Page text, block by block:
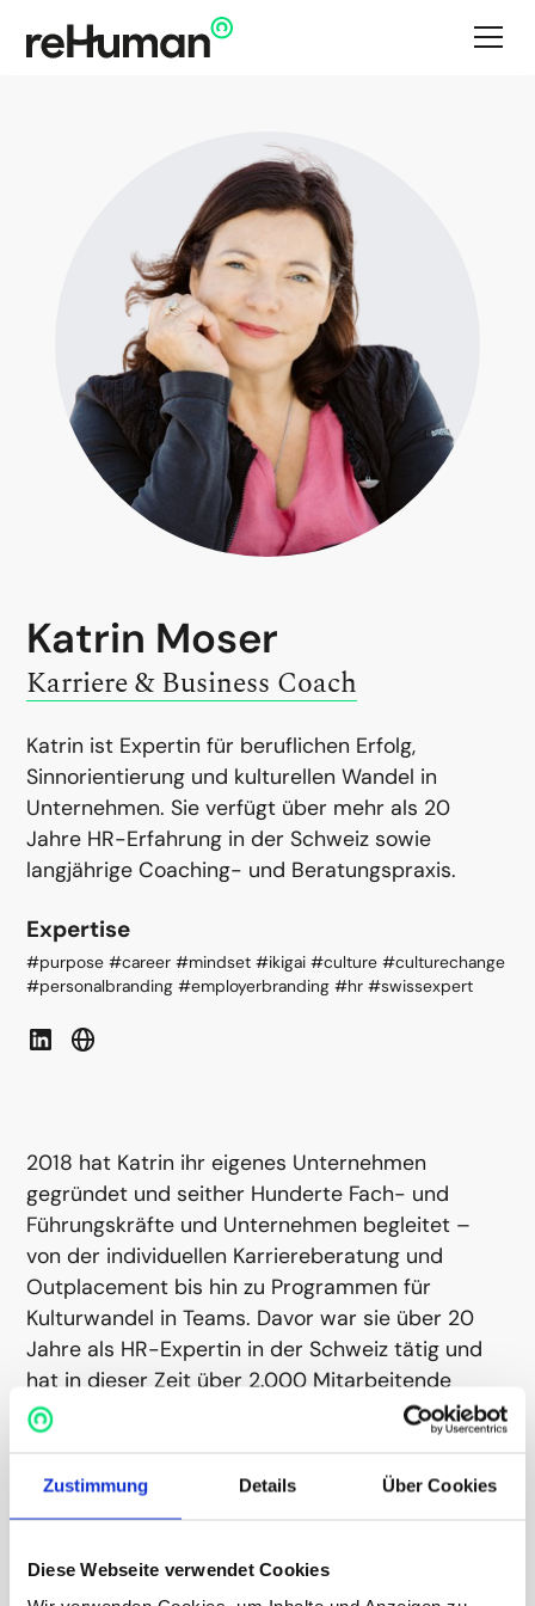
Zustimmung Details Über Cookies
Diese Webseite verwendet Cookies
Katrin Moser
Karriere & Business Coach
Katrin ist Expertin für beruflichen Erfolg,
Sinnorientierung und kulturellen Wandel in
Unternehmen. Sie verfügt über mehr als 20
Jahre HR-Erfahrung in der Schweiz sowie
langjährige Coaching- und Beratungspraxis.
Expertise
#purpose #career #mindset #ikigai #culture #culturechange
#personalbranding #employerbranding #hr #swissexpert
2018 hat Katrin ihr eigenes Unternehmen
gegründet und seither Hunderte Fach- und
Führungskräfte und Unternehmen begleitet –
von der individuellen Karriereberatung und
Outplacement bis hin zu Programmen für
Kulturwandel in Teams. Davor war sie über 20
Jahre als HR-Expertin in der Schweiz tätig und
hat in dieser Zeit über 2.000 Mitarbeitende
eingestellt, sowie internationale Teams
zusammengestellt (Schweiz, New York, Hong
Kong).
In ihrer Arbeit verbindet sie fundiertes HR-